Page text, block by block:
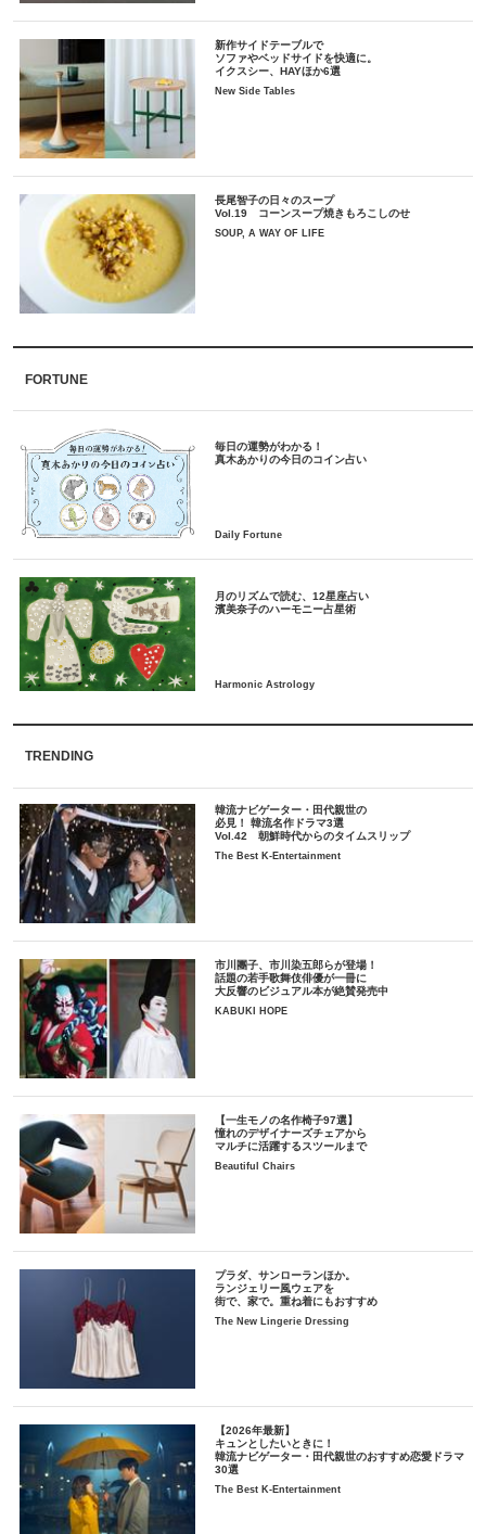
新作サイドテーブルで
ソファやベッドサイドを快適に。
イクスシー、HAYほか6選
New Side Tables
長尾智子の日々のスープ
Vol.19 コーンスープ焼きもろこしのせ
SOUP, A WAY OF LIFE
FORTUNE
毎日の運勢がわかる！
月のリズムで読む、12星座占い
TRENDING
韓流ナビゲーター・田代親世の
必見！ 韓流名作ドラマ3選
Vol.42 朝鮮時代からのタイムスリップ
The Best K-Entertainment
市川團子、市川染五郎らが登場！
話題の若手歌舞伎俳優が一冊に
大反響のビジュアル本が絶賛発売中
KABUKI HOPE
【一生モノの名作椅子97選】
憧れのデザイナーズチェアから
マルチに活躍するスツールまで
Beautiful Chairs
プラダ、サンローランほか。
ランジェリー風ウェアを
街で、家で。重ね着にもおすすめ
The New Lingerie Dressing
【2026年最新】
キュンとしたいときに！
韓流ナビゲーター・田代親世のおすすめ恋愛ドラマ
30選
The Best K-Entertainment